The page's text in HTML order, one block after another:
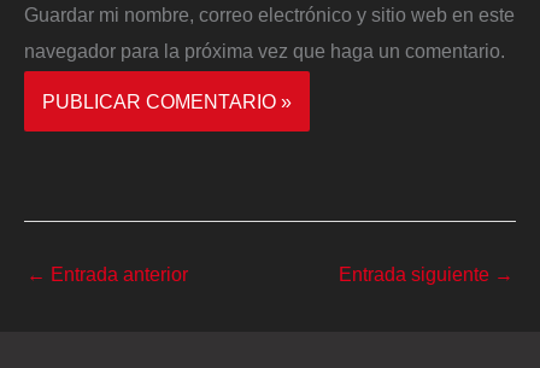
Guardar mi nombre, correo electrónico y sitio web en este
navegador para la próxima vez que haga un comentario.
← Entrada anterior Entrada siguiente →